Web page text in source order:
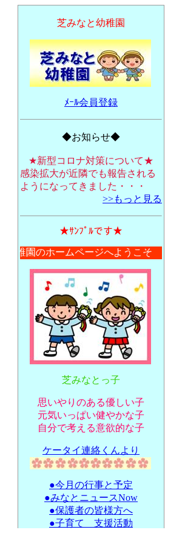
芝みなと幼稚園
ﾒｰﾙ会員登録
◆お知らせ◆
★新型コロナ対策について★
感染拡大が近隣でも報告される
ようになってきました・・・
>>もっと見る
★ｻﾝﾌﾟﾙです★
幼稚園のホームページへようこそ
芝みなとっ子
思いやりのある優しい子
元気いっぱい健やかな子
自分で考える意欲的な子
ケータイ連絡くんより
●今月の行事と予定
●みなとニュースNow
●保護者の皆様方へ
●子育て 支援活動